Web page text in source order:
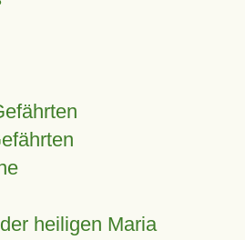
heiligen Maria